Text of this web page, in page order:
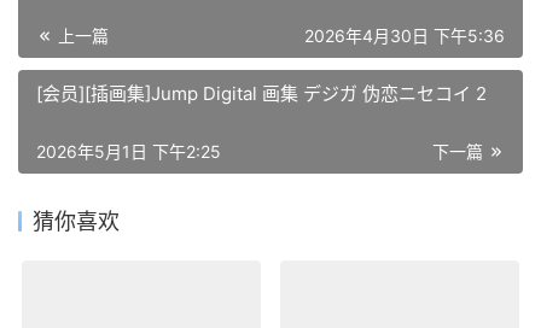
上一篇 2026年4月30日 下午5:36
[会员][插画集]Jump Digital 画集 デジガ 伪恋ニセコイ 2
下一篇
2026年5月1日 下午2:25
猜你喜欢